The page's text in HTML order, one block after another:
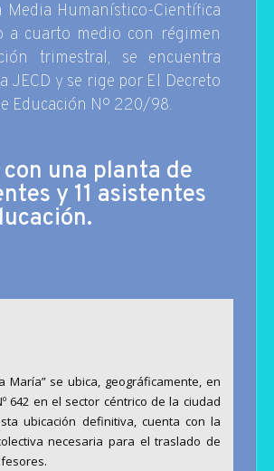
Media Humanístico-Científica
a cuarto medio con régimen
trimestral, se encuentra
JECD y se rige por El Decreto
Educación Nº 220/98.
una planta de
y 11 asistentes
María” se ubica, geográficamente, en
642 en el sector céntrico de la ciudad
ubicación definitiva, cuenta con la
necesaria para el traslado de